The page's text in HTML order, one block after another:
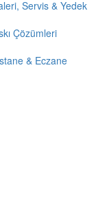
Servis & Yedek
Çözümleri
& Eczane